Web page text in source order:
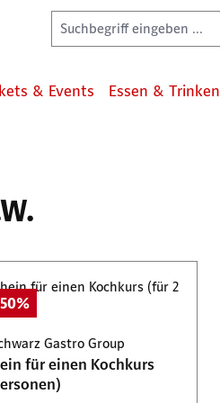
& Events Essen & Trinken
Gastro Group
für einen Kochkurs